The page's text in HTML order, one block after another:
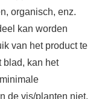
organisch, enz.
kan worden
van het product te
blad, kan het
de vis/planten niet.